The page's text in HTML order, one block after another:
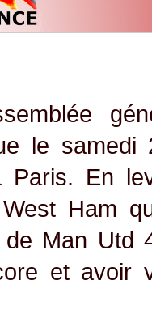
le
Paris. En
Ham
de Man Utd
et avoir